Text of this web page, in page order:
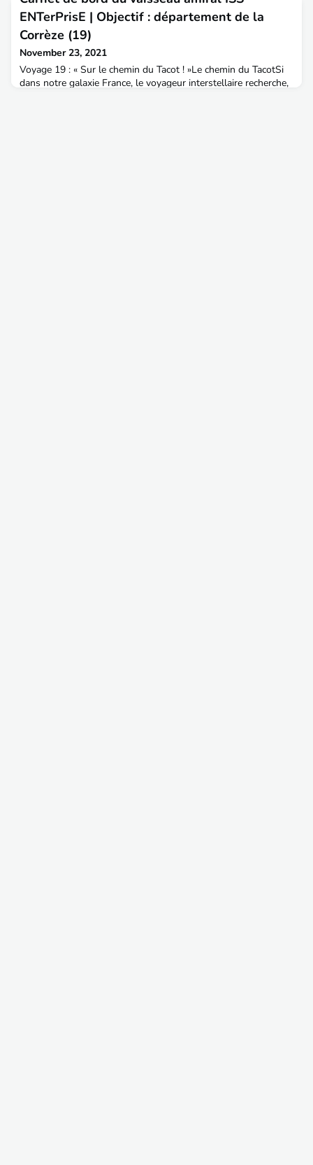
professionnel au sein de la Direction Interdépartementale des
Routes Nord-Ouest, où j’étais en charge de la politique qualité
et ma
ENTerPrisE | Objectif : département de la
Corrèze (19)
November 23, 2021
Voyage 19 : « Sur le chemin du Tacot ! »Le chemin du TacotSi
dans notre galaxie France, le voyageur interstellaire recherche,